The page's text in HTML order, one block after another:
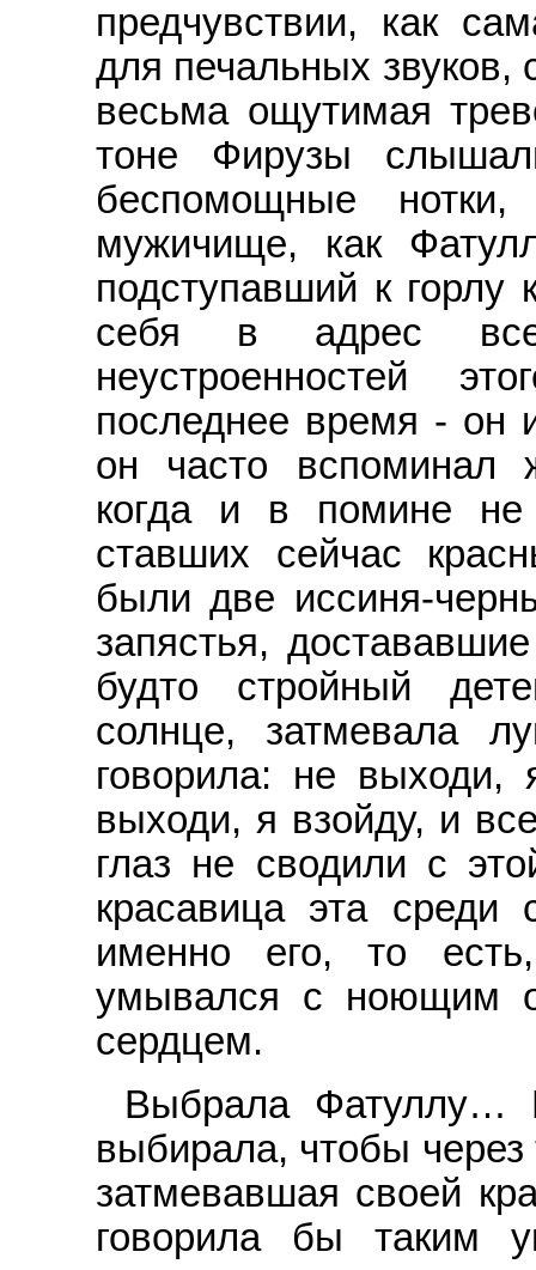
предчувствии, как
для печальных звуков,
весьма ощутимая
тоне Фирузы
беспомощные нотки,
мужичище, как
подступавший к
себя в адрес
неустроенностей
последнее время - он
он часто вспоминал
когда и в помине
ставших сейчас
были две иссиня-
запястья,
будто стройный
солнце, затмевала
говорила: не выходи,
выходи, я взойду, и
глаз не сводили с
красавица эта среди
именно его, то
умывался с ноющим
сердцем.
Выбрала Фатуллу…
выбирала, чтобы
затмевавшая своей
говорила бы таким